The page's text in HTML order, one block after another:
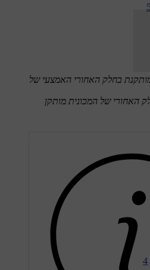
4
בחלק האחורי האמצעי של
האחורי של המכונית מותקן